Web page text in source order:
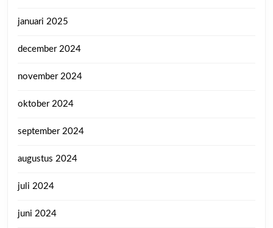
januari 2025
december 2024
november 2024
oktober 2024
september 2024
augustus 2024
juli 2024
juni 2024